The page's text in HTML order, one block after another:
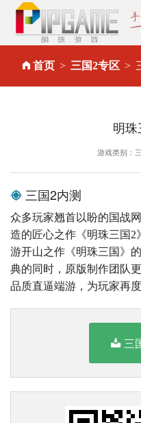
首页 三国2专区
明
游戏类别：
三国2内测
众多玩家翘首以盼的国战
造的匠心之作《明珠三国2
游开山之作《明珠三国》
典的同时，原版制作团队
品质直逼端游，为玩家再
三